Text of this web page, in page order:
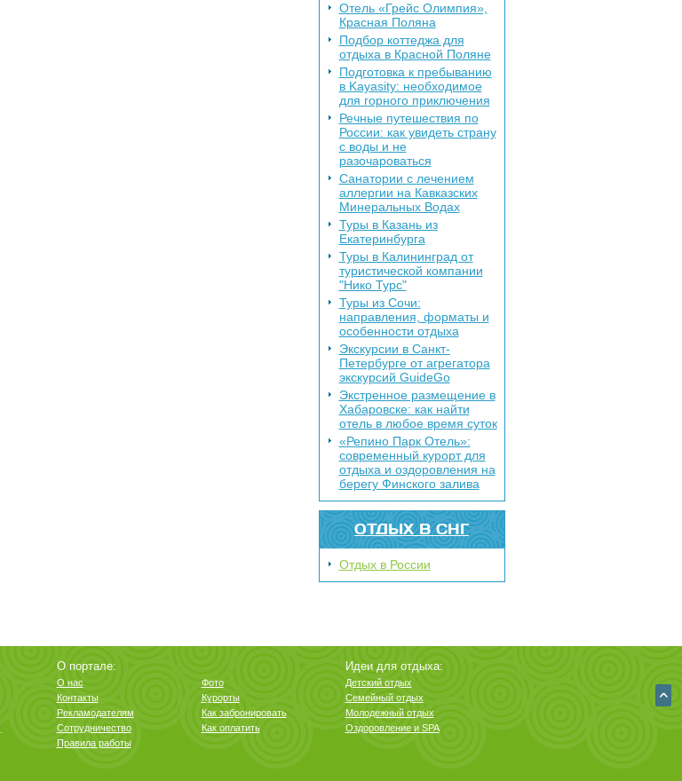
Отель «Грейс Олимпия»,
Красная Поляна
Подбор коттеджа для
отдыха в Красной Поляне
Подготовка к пребыванию
в Kayasity: необходимое
для горного приключения
Речные путешествия по
России: как увидеть страну
с воды и не
разочароваться
Санатории с лечением
аллергии на Кавказских
Минеральных Водах
Туры в Казань из
Екатеринбурга
Туры в Калининград от
туристической компании
"Нико Турс"
Туры из Сочи:
направления, форматы и
особенности отдыха
Экскурсии в Санкт-
Петербурге от агрегатора
экскурсий GuideGo
Экстренное размещение в
Хабаровске: как найти
отель в любое время суток
«Репино Парк Отель»:
современный курорт для
отдыха и оздоровления на
берегу Финского залива
ОТДЫХ В СНГ
Отдых в России
О портале:
О нас
Фото
Контакты
Курорты
Рекламодателям
Как забронировать
Сотрудничество
Как оплатить
Правила работы
Идеи для отдыха:
Детский отдых
Семейный отдых
Молодежный отдых
Оздоровление и SPA